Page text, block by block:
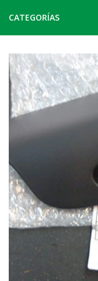
CATEGORÍAS